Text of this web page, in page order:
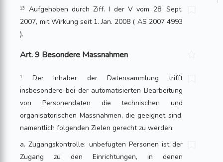
¹³ Aufgehoben durch Ziff. I der V vom 28. Sept.
2007, mit Wirkung seit 1. Jan. 2008 ( AS 2007 4993
).
Art. 9 Besondere Massnahmen
¹ Der Inhaber der Datensammlung trifft
insbesondere bei der automatisierten Be­ar­beitung
von Personendaten die technischen und
organisatorischen Massnahmen, die geeignet sind,
namentlich folgenden Zielen gerecht zu werden:
a. Zugangskontrolle: unbefugten Personen ist der
Zugang zu den Einrichtun­gen, in denen